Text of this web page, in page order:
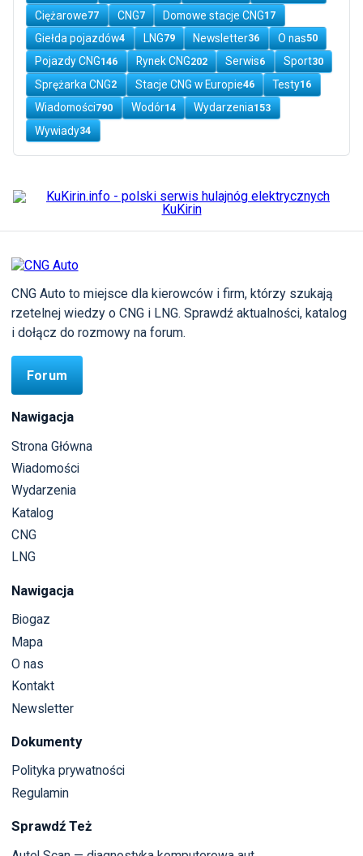
Ciężarowe77 CNG7 Domowe stacje CNG17
Giełda pojazdów4 LNG79 Newsletter36 O nas50
Pojazdy CNG146 Rynek CNG202 Serwis6 Sport30
Sprężarka CNG2 Stacje CNG w Europie46 Testy16
Wiadomości790 Wodór14 Wydarzenia153
Wywiady34
CNG Auto to miejsce dla kierowców i firm, którzy szukają
rzetelnej wiedzy o CNG i LNG. Sprawdź aktualności, katalog
i dołącz do rozmowy na forum.
Forum
Nawigacja
Strona Główna
Wiadomości
Wydarzenia
Katalog
CNG
LNG
Nawigacja
Biogaz
Mapa
O nas
Kontakt
Newsletter
Dokumenty
Polityka prywatności
Regulamin
Sprawdź Też